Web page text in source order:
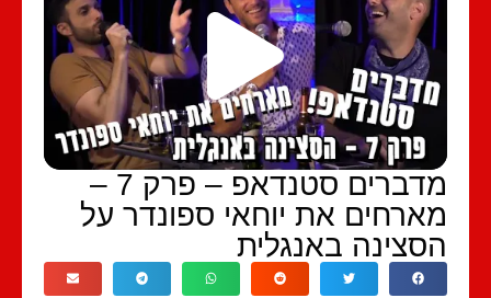
מדברים סטנדאפ – פרק 7 –
את יוחאי ספונדר על
באנגלית